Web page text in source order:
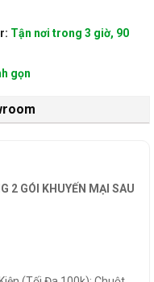
Tận nơi trong 3 giờ, 90
gọn
2 GÓI KHUYẾN MẠI SAU